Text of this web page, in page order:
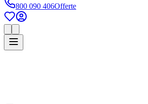
800 090 406Offerte